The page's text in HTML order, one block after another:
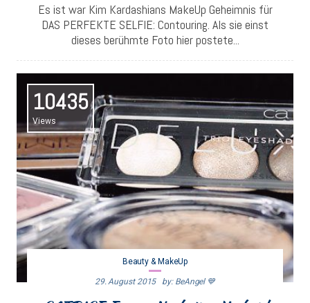
Es ist war Kim Kardashians MakeUp Geheimnis für
DAS PERFEKTE SELFIE: Contouring. Als sie einst
dieses berühmte Foto hier postete...
10435
Views
Beauty & MakeUp
29. August 2015 By: BeAngel 💙